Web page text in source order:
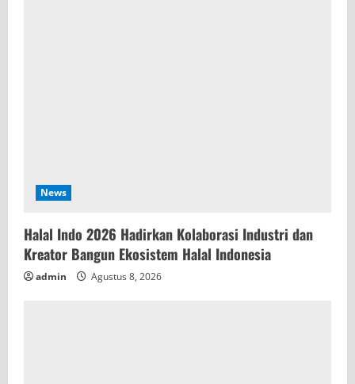
News
Halal Indo 2026 Hadirkan Kolaborasi Industri dan
Kreator Bangun Ekosistem Halal Indonesia
admin Agustus 8, 2026